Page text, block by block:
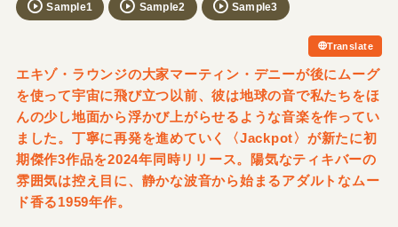
Sample1 Sample2 Sample3
Translate
エキゾ・ラウンジの大家マーティン・デニーが後にムーグ
を使って宇宙に飛び立つ以前、彼は地球の音で私たちをほ
んの少し地面から浮かび上がらせるような音楽を作ってい
ました。丁寧に再発を進めていく〈Jackpot〉が新たに初
期傑作3作品を2024年同時リリース。陽気なティキバーの
雰囲気は控え目に、静かな波音から始まるアダルトなムー
ド香る1959年作。